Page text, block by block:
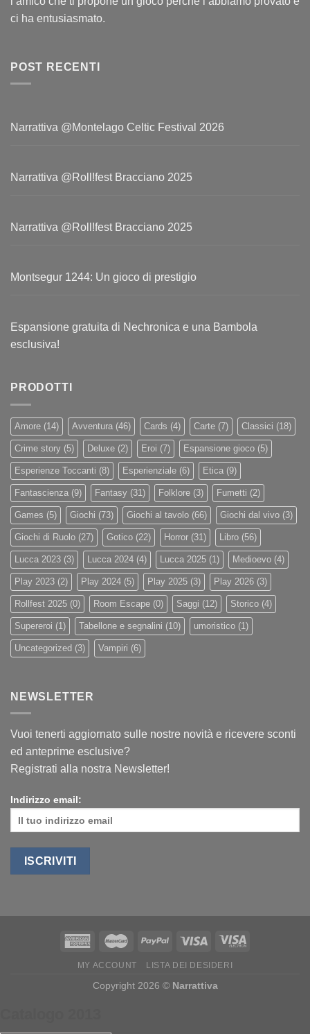
ci ha entusiasmato.
POST RECENTI
Narrattiva @Montelago Celtic Festival 2026
Narrattiva @Roll!fest Bracciano 2025
Narrattiva @Roll!fest Bracciano 2025
Montsegur 1244: Un gioco di prestigio
Espansione gratuita di Nechronica e una Bambola
esclusiva!
PRODOTTI
Amore (14) Avventura (46) Cards (4) Carte (7) Classici (18)
Crime story (5) Deluxe (2) Eroi (7) Espansione gioco (5)
Esperienze Toccanti (8) Esperienziale (6) Etica (9)
Fantascienza (9) Fantasy (31) Folklore (3) Fumetti (2)
Games (5) Giochi (73) Giochi al tavolo (66) Giochi dal vivo (3)
Giochi di Ruolo (27) Gotico (22) Horror (31) Libro (56)
Lucca 2023 (3) Lucca 2024 (4) Lucca 2025 (1) Medioevo (4)
Play 2023 (2) Play 2024 (5) Play 2025 (3) Play 2026 (3)
Rollfest 2025 (0) Room Escape (0) Saggi (12) Storico (4)
Supereroi (1) Tabellone e segnalini (10) umoristico (1)
Uncategorized (3) Vampiri (6)
NEWSLETTER
Vuoi tenerti aggiornato sulle nostre novità e ricevere sconti
ed anteprime esclusive?
Registrati alla nostra Newsletter!
Indirizzo email:
MY ACCOUNT LISTA DEI DESIDERI
Copyright 2026 © Narrattiva